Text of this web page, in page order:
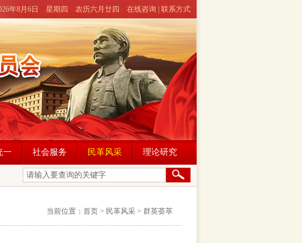
年8月6日 星期四 农历六月廿四 在线咨询 联系方式
一 社会服务 民革风采 理论研究
当前位置： 首页 > 民革风采 > 群英荟萃